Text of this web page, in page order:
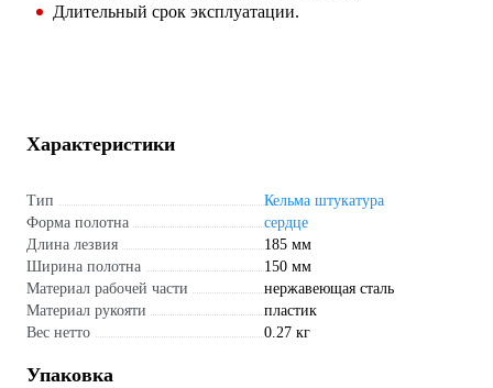
Длительный срок эксплуатации.
Характеристики
Тип
Кельма штукатура
Форма полотна
сердце
Длина лезвия
185 мм
Ширина полотна
150 мм
Материал рабочей части
нержавеющая сталь
Материал рукояти
пластик
Вес нетто
0.27 кг
Упаковка